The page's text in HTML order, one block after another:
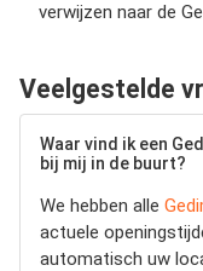
verwijzen naar de
Veelgestelde
Waar vind ik een
bij mij in de buurt?
We hebben alle
actuele
automatisch uw